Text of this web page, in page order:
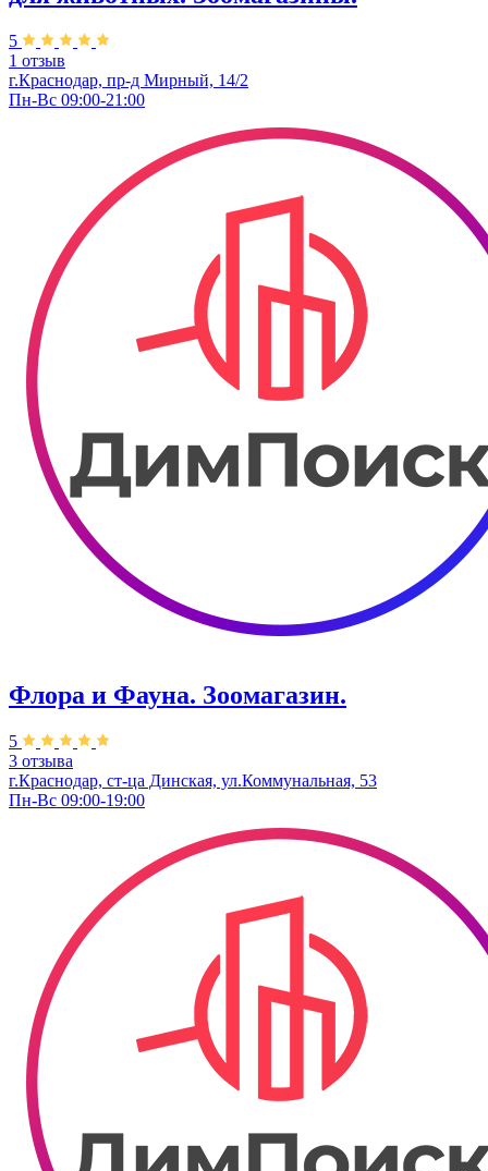
5
1 отзыв
г.Краснодар, пр-д Мирный, 14/2
Пн-Вс 09:00-21:00
Флора и Фауна. Зоомагазин.
5
3 отзыва
г.Краснодар, ст-ца Динская, ул.Коммунальная, 53
Пн-Вс 09:00-19:00